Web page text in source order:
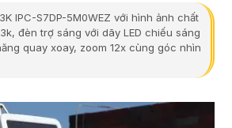
IPC-S7DP-5M0WEZ với hình ảnh chất
đèn trợ sáng với dãy LED chiếu sáng
quay xoay, zoom 12x cùng góc nhìn